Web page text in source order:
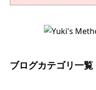
ブログカテゴリ一覧